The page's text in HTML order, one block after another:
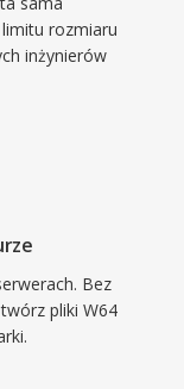
i inne
audio
i
rozmiaru
inżynierów
Bez
pliki W64